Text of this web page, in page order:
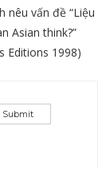
nêu vấn đề “Liệu
Asian think?”
Editions 1998)
Submit